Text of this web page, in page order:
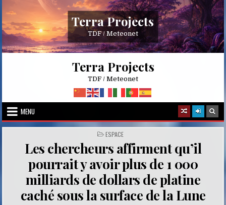
content
Terra Projects
TDF / Meteonet
Terra Projects
TDF / Meteonet
MENU
POSTED
IN
ESPACE
Les chercheurs affirment qu’il
pourrait y avoir plus de 1 000
milliards de dollars de platine
caché sous la surface de la Lune